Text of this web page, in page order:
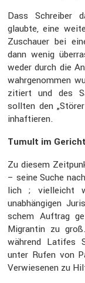
Dass Schreiber
glaubte, eine
Zuschauer bei
dann wenig
weder durch die
wahrge­nommen
zitiert und des
sollten den
inhaf­tieren.
Tumult im
Zu diesem
– seine Suche
lich ; vielleicht
unabhän­gigen
schem Auftrag
Migrantin zu
während Latifes
unter Rufen von
Verwie­senen zu